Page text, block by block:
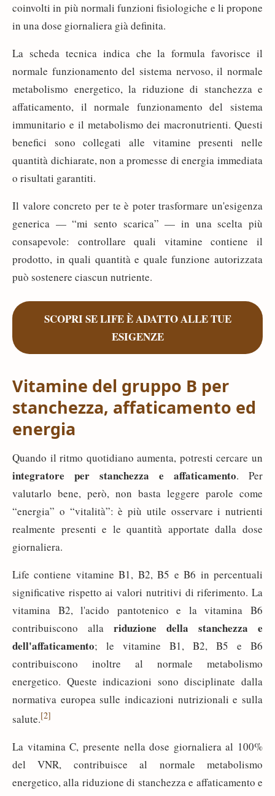
coinvolti in più normali funzioni fisiologiche e li propone
in una dose giornaliera già definita.
La scheda tecnica indica che la formula favorisce il
normale funzionamento del sistema nervoso, il normale
metabolismo energetico, la riduzione di stanchezza e
affaticamento, il normale funzionamento del sistema
immunitario e il metabolismo dei macronutrienti. Questi
benefici sono collegati alle vitamine presenti nelle
quantità dichiarate, non a promesse di energia immediata
o risultati garantiti.
Il valore concreto per te è poter trasformare un'esigenza
generica — “mi sento scarica” — in una scelta più
consapevole: controllare quali vitamine contiene il
prodotto, in quali quantità e quale funzione autorizzata
può sostenere ciascun nutriente.
SCOPRI SE LIFE È ADATTO ALLE TUE
ESIGENZE
Vitamine del gruppo B per
stanchezza, affaticamento ed
energia
Quando il ritmo quotidiano aumenta, potresti cercare un
integratore per stanchezza e affaticamento. Per
valutarlo bene, però, non basta leggere parole come
“energia” o “vitalità”: è più utile osservare i nutrienti
realmente presenti e le quantità apportate dalla dose
giornaliera.
Life contiene vitamine B1, B2, B5 e B6 in percentuali
significative rispetto ai valori nutritivi di riferimento. La
vitamina B2, l'acido pantotenico e la vitamina B6
contribuiscono alla riduzione della stanchezza e
dell'affaticamento; le vitamine B1, B2, B5 e B6
contribuiscono inoltre al normale metabolismo
energetico. Queste indicazioni sono disciplinate dalla
normativa europea sulle indicazioni nutrizionali e sulla
salute.[2]
La vitamina C, presente nella dose giornaliera al 100%
del VNR, contribuisce al normale metabolismo
energetico, alla riduzione di stanchezza e affaticamento e